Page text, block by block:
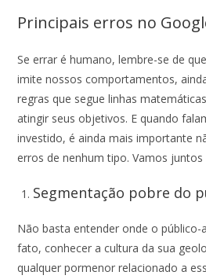
Principais erros no
Se errar é humano, lembre-se de
imite nossos comportamentos,
regras que segue linhas
atingir seus objetivos. E quando
investido, é ainda mais importante
erros de nenhum tipo. Vamos juntos
Segmentação pobre do
Não basta entender onde o público-
fato, conhecer a cultura da sua
qualquer pormenor relacionado a